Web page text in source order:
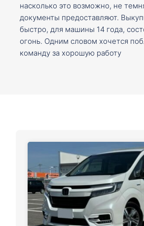
насколько это возможно, не
документы предоставляют.
быстро, для машины 14 года,
огонь. Одним словом хочется
команду за хорошую работу